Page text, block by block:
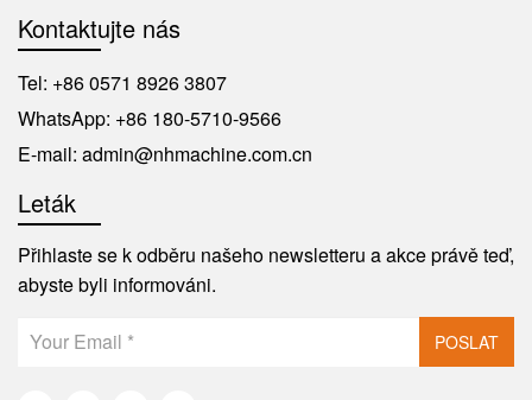
Kontaktujte nás
Tel: +86 0571 8926 3807
WhatsApp: +86 180-5710-9566
E-mail: admin@nhmachine.com.cn
Leták
Přihlaste se k odběru našeho newsletteru a akce právě teď,
abyste byli informováni.
POSLAT